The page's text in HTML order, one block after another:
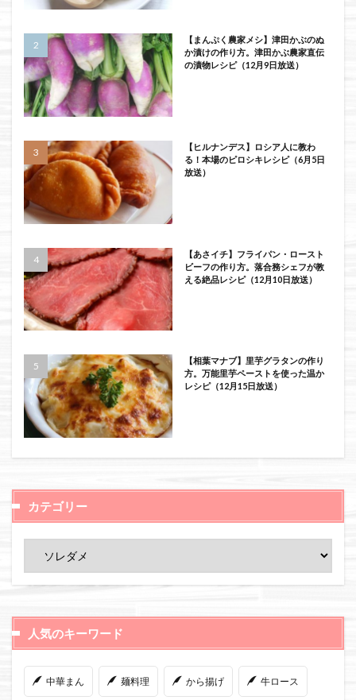
【まんぷく農家メシ】津田かぶのぬ
か漬けの作り方。津田かぶ農家直伝
の漬物レシピ（12月9日放送）
【ヒルナンデス】ロシア人に教わ
る！本場のピロシキレシピ（6月5日
放送）
【あさイチ】フライパン・ロースト
ビーフの作り方。落合務シェフが教
える絶品レシピ（12月10日放送）
【相葉マナブ】里芋グラタンの作り
方。万能里芋ペーストを使った温か
レシピ（12月15日放送）
カテゴリー
人気のキーワード
中華まん 麺料理 から揚げ 牛ロース